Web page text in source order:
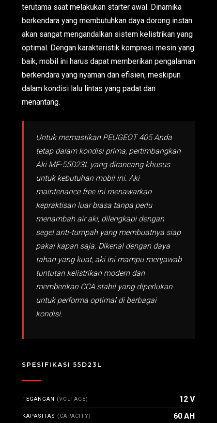
terutama saat melakukan starter awal. Dinamika
berkendara yang membutuhkan daya dorong instan
akan sangat mengandalkan sistem kelistrikan yang
optimal. Dengan karakteristik kompresi mesin yang
baik, mobil ini harus dapat memberikan pengalaman
berkendara yang nyaman dan efisien, meskipun
dalam kondisi lalu lintas yang padat dan
menantang.
Untuk memastikan PEUGEOT 405 Anda
tetap dalam kondisi prima, pertimbangkan
Aki MF-55D23L yang dirancang khusus
untuk kebutuhan mobil ini. Aki
maintenance free ini menawarkan
kepraktisan luar biasa tanpa perlu
menambah air aki, dilengkapi dengan
segel anti-tumpah yang membuatnya siap
pakai kapan saja. Dikenal dengan daya
tahan yang kuat, aki ini mampu menjawab
tuntutan kelistrikan modern dan
memberikan CCA stabil yang diperlukan
untuk performa optimal di berbagai
kondisi.
SPESIFIKASI 55D23L
TEGANGAN (VOLTAGE) 12 V
KAPASITAS (CAPACITY) 60 AH